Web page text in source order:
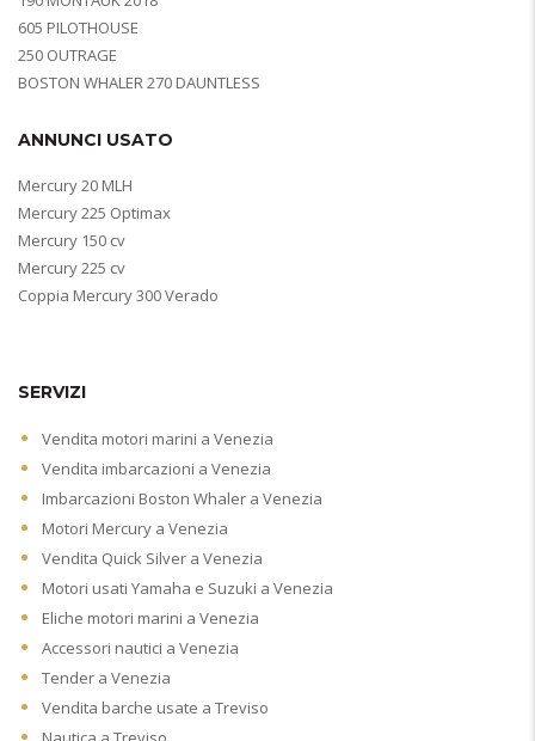
605 PILOTHOUSE
250 OUTRAGE
BOSTON WHALER 270 DAUNTLESS
ANNUNCI USATO
Mercury 20 MLH
Mercury 225 Optimax
Mercury 150 cv
Mercury 225 cv
Coppia Mercury 300 Verado
SERVIZI
Vendita motori marini a Venezia
Vendita imbarcazioni a Venezia
Imbarcazioni Boston Whaler a Venezia
Motori Mercury a Venezia
Vendita Quick Silver a Venezia
Motori usati Yamaha e Suzuki a Venezia
Eliche motori marini a Venezia
Accessori nautici a Venezia
Tender a Venezia
Vendita barche usate a Treviso